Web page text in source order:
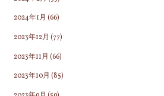
2024年1月 (66)
2023年12月 (77)
2023年11月 (66)
2023年10月 (85)